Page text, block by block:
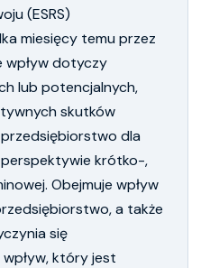
(ESRS)
miesięcy temu przez
wpływ dotyczy
lub potencjalnych,
skutków
dla
krótko-,
Obejmuje wpływ
a także
się
który jest